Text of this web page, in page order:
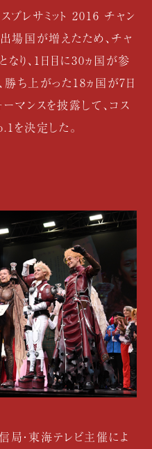
プレサミット 2016 チャン
場国が増えたため、チャ
なり、1日目に30ヵ国が参
ち上がった18ヵ国が7日
マンスを披露して、コス
を決定した。
・東海テレビ主催によ